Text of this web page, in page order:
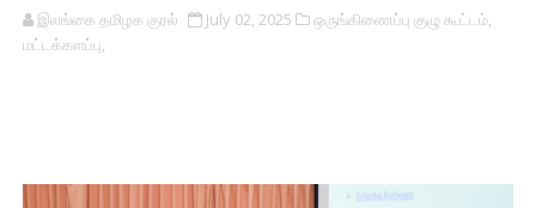
இலங்கை தமிழக குரல் July 02, 2025
ஒருங்கிணைப்பு குழு கூட்டம்,
மட்டக்களப்பு,